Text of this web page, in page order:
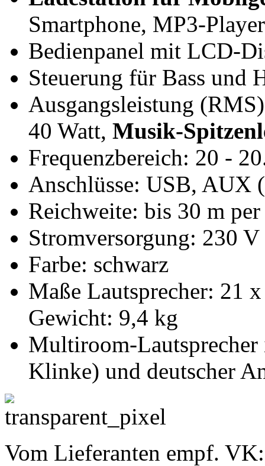
Smartphone, MP3-
Bedienpanel mit LCD-
Steuerung für Bass und
Ausgangsleistung
40 Watt, Musik-
Frequenzbereich: 20 -
Anschlüsse: USB, AUX
Reichweite: bis 30 m
Stromversorgung: 230
Farbe: schwarz
Maße Lautsprecher: 21
Gewicht: 9,4 kg
Multiroom-
Klinke) und deutscher
Vom Lieferanten empf.